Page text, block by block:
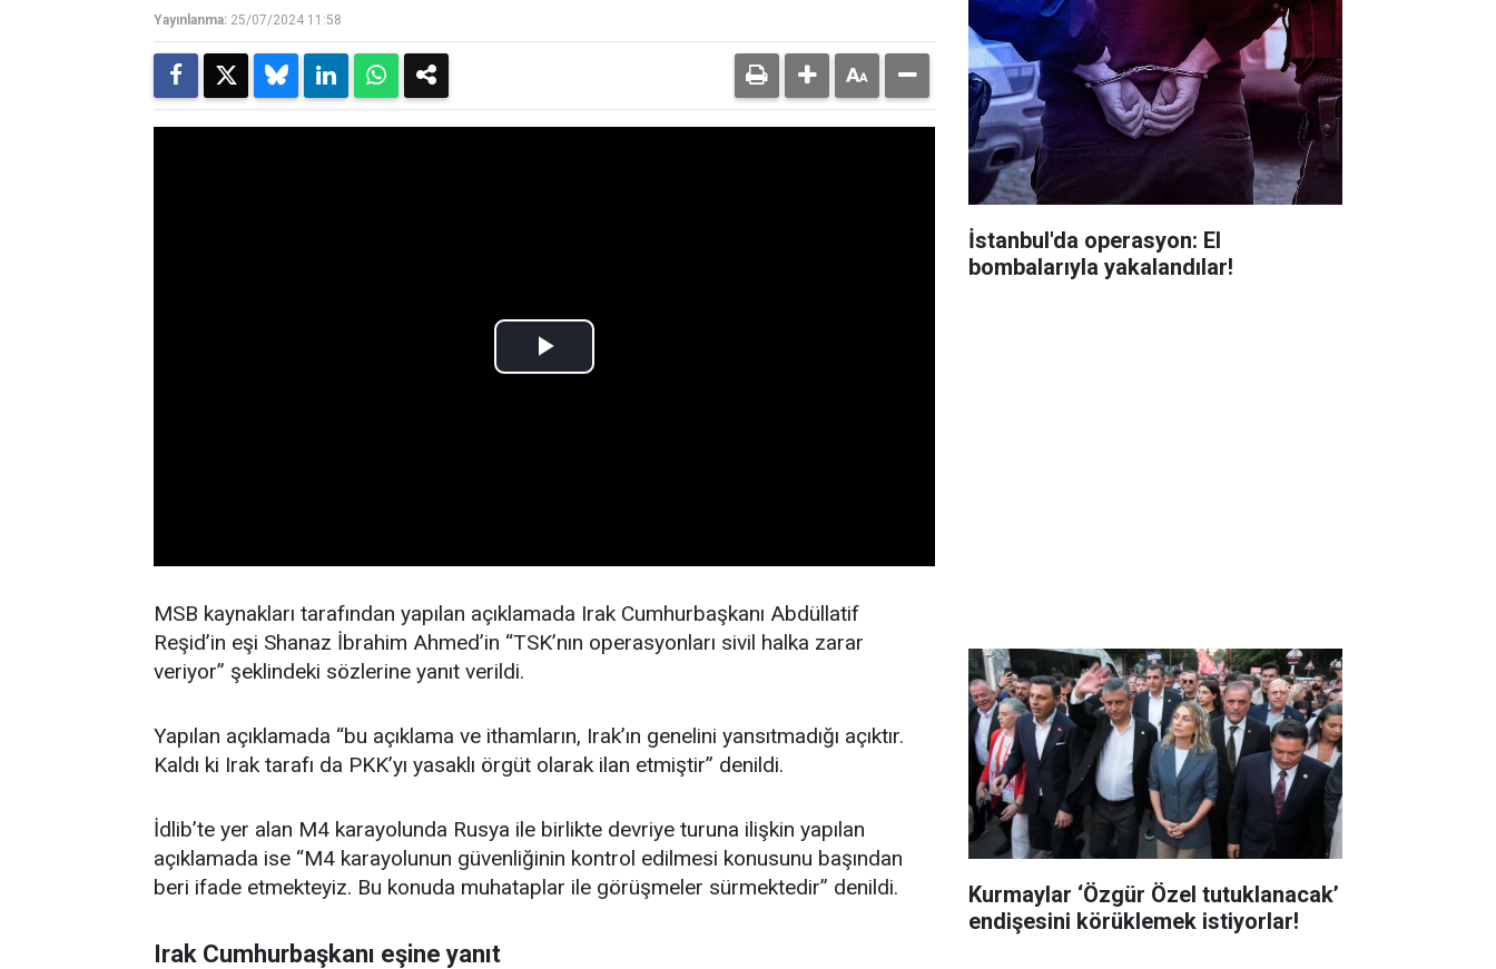
Yayınlanma: 25/07/2024 11:58
MSB kaynakları tarafından yapılan açıklamada Irak Cumhurbaşkanı Abdüllatif
Reşid’in eşi Shanaz İbrahim Ahmed’in “TSK’nın operasyonları sivil halka zarar
veriyor” şeklindeki sözlerine yanıt verildi.
Yapılan açıklamada “bu açıklama ve ithamların, Irak’ın genelini yansıtmadığı açıktır.
Kaldı ki Irak tarafı da PKK’yı yasaklı örgüt olarak ilan etmiştir” denildi.
İdlib’te yer alan M4 karayolunda Rusya ile birlikte devriye turuna ilişkin yapılan
açıklamada ise “M4 karayolunun güvenliğinin kontrol edilmesi konusunu başından
beri ifade etmekteyiz. Bu konuda muhataplar ile görüşmeler sürmektedir” denildi.
Irak Cumhurbaşkanı eşine yanıt
İstanbul'da operasyon: El
bombalarıyla yakalandılar!
Kurmaylar ‘Özgür Özel tutuklanacak’
endişesini körüklemek istiyorlar!